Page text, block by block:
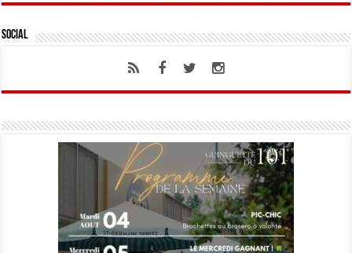
Social